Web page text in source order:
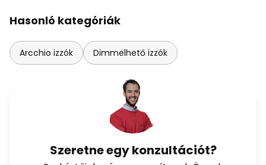
Hasonló kategóriák
Arcchio izzók Dimmelhető izzók
Szeretne egy konzultációt?